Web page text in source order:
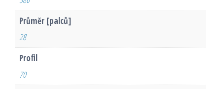
Průměr [palců]
28
Profil
70